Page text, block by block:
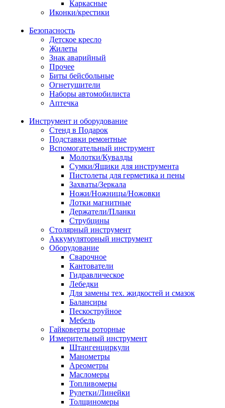
Каркасные
Иконки/крестики
Безопасность
Детское кресло
Жилеты
Знак аварийный
Прочее
Биты бейсбольные
Огнетушители
Наборы автомобилиста
Аптечка
Инструмент и оборудование
Стенд в Подарок
Подставки ремонтные
Вспомогательный инструмент
Молотки/Кувалды
Сумки/Ящики для инструмента
Пистолеты для герметика и пены
Захваты/Зеркала
Ножи/Ножницы/Ножовки
Лотки магнитные
Держатели/Планки
Струбцины
Столярный инструмент
Аккумуляторный инструмент
Оборудование
Сварочное
Кантователи
Гидравлическое
Лебедки
Для замены тех. жидкостей и смазок
Балансиры
Пескоструйное
Мебель
Гайковерты роторные
Измерительный инструмент
Штангенциркули
Манометры
Ареометры
Масломеры
Топливомеры
Рулетки/Линейки
Толщиномеры